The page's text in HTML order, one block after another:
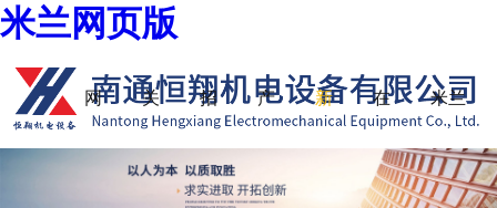
米兰网页版
网 关 招
贤
产
品
新 在
线
米兰
网页